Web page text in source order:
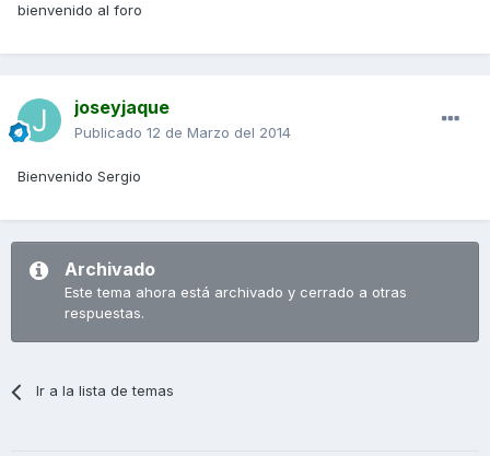
bienvenido al foro
joseyjaque
Publicado 12 de Marzo del 2014
Bienvenido Sergio
Archivado
Este tema ahora está archivado y cerrado a otras
respuestas.
Ir a la lista de temas